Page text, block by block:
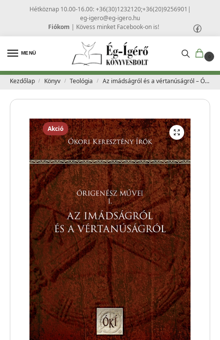
Hétköznap 10.00-16.00: +36(30)1232120;+36(20)9256901 |
eg-igero@eg-igero.hu
Fiókom | Kövess minket Facebook-on is!
MENÜ
0
Kezdőlap / Könyv / Teológia / Az imádságról és a vértanúságról – Órigenész művei I.
Akció